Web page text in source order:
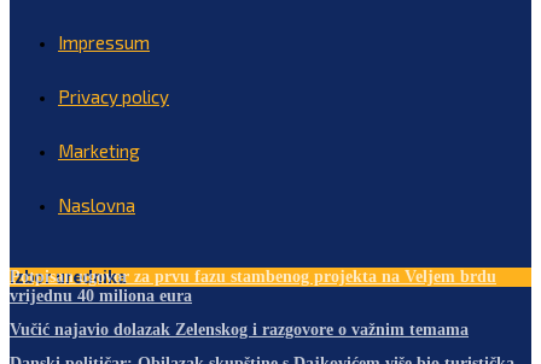
Impressum
Privacy policy
Marketing
Naslovna
Izbor urednika
Potpisan ugovor za prvu fazu stambenog projekta na Veljem brdu
vrijednu 40 miliona eura
Vučić najavio dolazak Zelenskog i razgovore o važnim temama